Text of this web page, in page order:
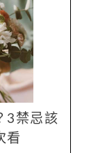
3禁忌該
看